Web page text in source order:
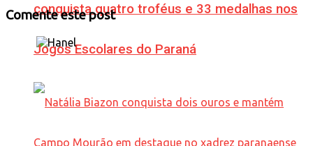
conquista quatro troféus e 33 medalhas nos
Jogos Escolares do Paraná
Comente este post